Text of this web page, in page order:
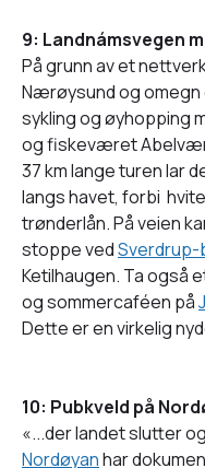
9: Landnámsvegen
På grunn av et
Nærøysund og
sykling og øyhopping
og fiskeværet
37 km lange turen lar
langs havet, forbi
trønderlån. På veien
stoppe vedSverdrup-
Ketilhaugen. Ta også
og sommercaféen på
Dette er en virkelig
10: Pubkveld på
«...der landet slutter
Nordøyanhar